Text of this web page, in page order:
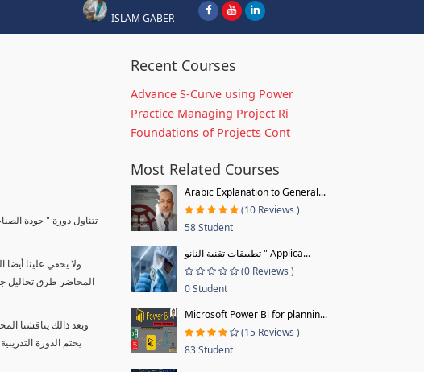
ISLAM GABER
ولا يخفي علينا
المحاضر طرق تحاليل
وبعد ذالك يناقشنا
يختم الدورة
Recent Courses
Advance S-Curve using Power
Practice Managing Project Ri
Foundations of Projects Cont
Most Related Courses
Arabic Explanation to General...
(10 Reviews )
58 Student
تطبيقات تقنية النانو " Applica...
(0 Reviews )
0 Student
Microsoft Power Bi for plannin...
(15 Reviews )
83 Student